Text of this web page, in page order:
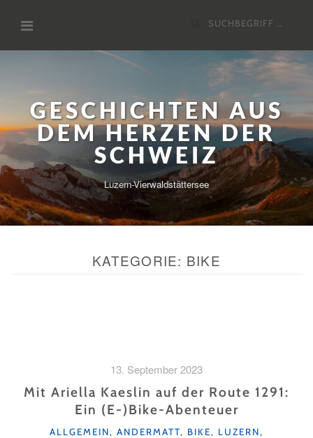
Inhalt
Suchen
GESCHICHTEN AUS
DEM HERZEN DER
SCHWEIZ
Luzern-Vierwaldstättersee
KATEGORIE: BIKE
13. September 2023
Mit Ariella Kaeslin auf der Route 1291:
Ein (E-)Bike-Abenteuer
KATEGORIEN
ALLGEMEIN, ANDERMATT, BIKE, LUZERN,